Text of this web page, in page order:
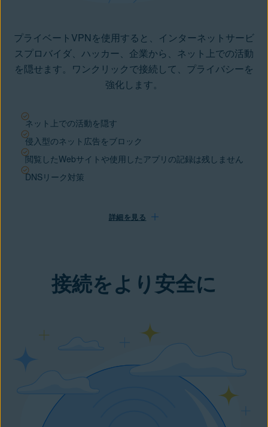
プライベートVPNを使用すると、インターネットサービ
スプロバイダ、ハッカー、企業から、ネット上での活動
を隠せます。ワンクリックで接続して、プライバシーを
強化します。
ネット上での活動を隠す
侵入型のネット広告をブロック
閲覧したWebサイトや使用したアプリの記録は残しません
DNSリーク対策
詳細を見る
接続をより安全に